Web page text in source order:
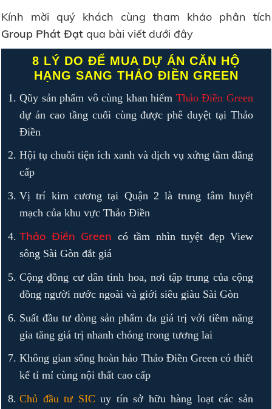
Kính mời quý khách cùng tham khảo phân tích
Group Phát Đạt qua bài viết dưới đây
8 LÝ DO ĐỂ MUA DỰ ÁN CĂN HỘ
HẠNG SANG THẢO ĐIỀN GREEN
Qũy sản phẩm vô cùng khan hiếm Thảo Điền Green
dự án cao tầng cuối cùng được phê duyệt tại Thảo
Điền
Hội tụ chuỗi tiện ích xanh và dịch vụ xứng tầm đẳng
cấp
Vị trí kim cương tại Quận 2 là trung tâm huyết
mạch của khu vực Thảo Điền
Thảo Điền Green có tầm nhìn tuyệt đẹp View
sông Sài Gòn đắt giá
Cộng đồng cư dân tinh hoa, nơi tập trung của cộng
đồng người nước ngoài và giới siêu giàu Sài Gòn
Suất đầu tư dòng sản phẩm đa giá trị với tiềm năng
gia tăng giá trị nhanh chóng trong tương lai
Không gian sống hoàn hảo Thảo Điền Green có thiết
kế tỉ mỉ cùng nội thất cao cấp
Chủ đầu tư SIC uy tín sở hữu hàng loạt các sản